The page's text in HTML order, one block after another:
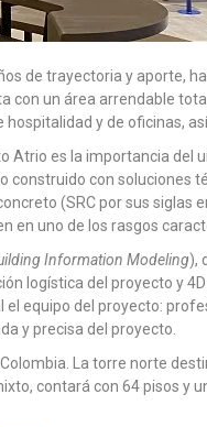
de trayectoria y aporte,
con un área arrendable
y de oficinas,
Atrio es la importancia del
construido con soluciones
(SRC por sus siglas
en uno de los rasgos
Information Modeling),
logística del proyecto y
el equipo del proyecto:
y precisa del proyecto.
La torre norte
contará con 64 pisos y